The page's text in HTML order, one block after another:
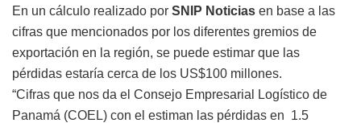
En un cálculo realizado por SNIP Noticias en base a las
cifras que mencionados por los diferentes gremios de
exportación en la región, se puede estimar que las
pérdidas estaría cerca de los US$100 millones.
“Cifras que nos da el Consejo Empresarial Logístico de
Panamá (COEL) con el estiman las pérdidas en 1.5